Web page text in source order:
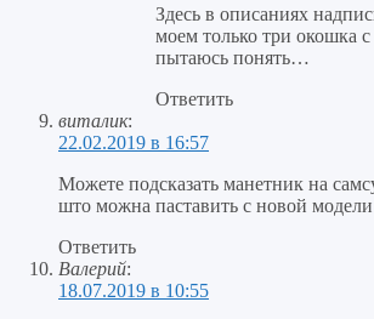
Здесь в описаниях
моем только три окошка
пытаюсь понять…
Ответить
виталик:
22.02.2019 в 16:57
Можете подсказать манетник на
што можна паставить с новой
Ответить
Валерий:
18.07.2019 в 10:55